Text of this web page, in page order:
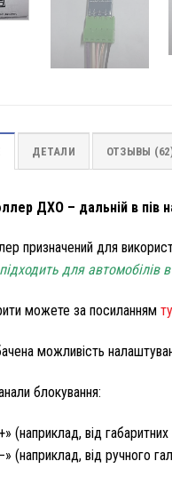
ДЕТАЛИ ОТЗЫВЫ
ДХО – дальній в пів
призначений для
для
можете за посиланням
можливість
блокування:
(наприклад, від габаритних
(наприклад, від ручного